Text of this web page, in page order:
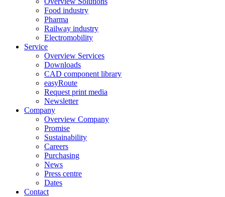
Food industry
Pharma
Railway industry
Electromobility
Service
Overview Services
Downloads
CAD component library
easyRoute
Request print media
Newsletter
Company
Overview Company
Promise
Sustainability
Careers
Purchasing
News
Press centre
Dates
Contact